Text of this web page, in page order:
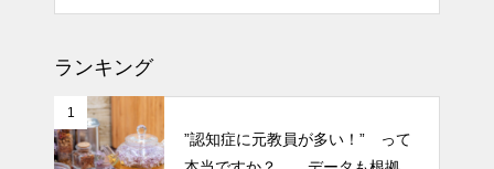
半年ぶりの投稿です・・・さぼ
ランキング
1
”認知症に元教員が多い！” って